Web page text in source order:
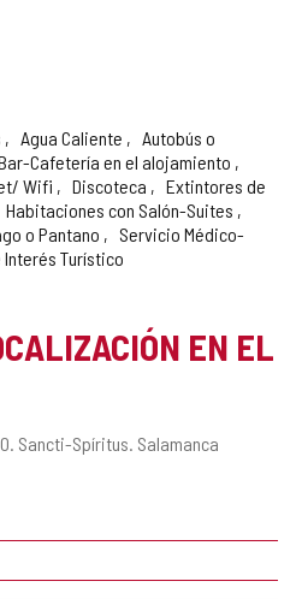
Agua Caliente
Autobús o
Cafetería en el alojamiento
Wifi Discoteca
Extintores de
Habitaciones con Salón-Suites
o Pantano
Servicio Médico-
Interés Turístico
EN EL
Sancti-Spíritus. Salamanca